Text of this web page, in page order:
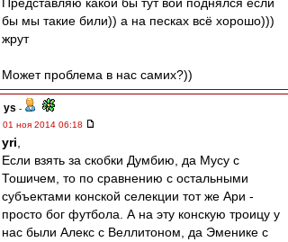
бы мы такие били)) а на песках всё хорошо)))
жрут
Может проблема в нас самих?))
ys -
01 ноя 2014 06:18
yri
Если взять за скобки Думбию, да Мусу с
Тошичем, то по сравнению с остальными
субъектами конской селекции тот же Ари -
просто бог футбола. А на эту конскую троицу у
нас были Алекс с Веллитоном, да Эменике с